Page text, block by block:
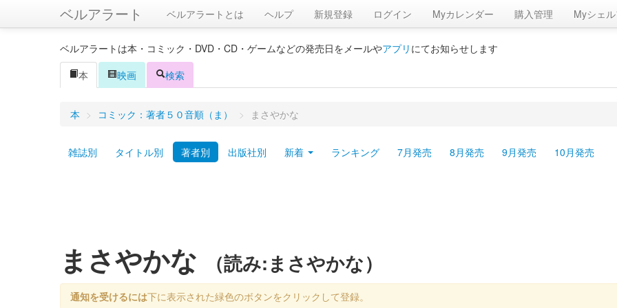
ベルアラート ベルアラートとは ヘルプ 新規登録 ログイン Myカレンダー 購入管理 Myシェル
ベルアラートは本・コミック・DVD・CD・ゲームなどの発売日をメールやアプリ にてお知らせします
本
映画 検索
本 > コミック：著者５０音順（ま） > まさやかな
雑誌別 タイトル別 著者別 出版社別 新着 ランキング 7月発売 8月発売 9月発売 10月発売
まさやかな （読み:まさやかな）
通知を受けるには下に表示された緑色のボタンをクリックして登録。